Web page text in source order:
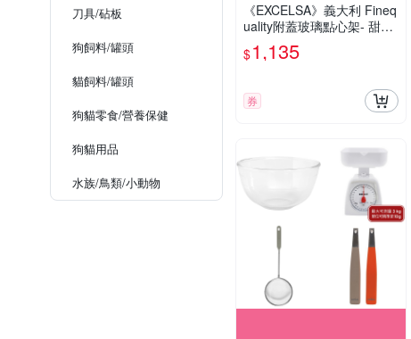
刀具/砧板
狗飼料/罐頭
貓飼料/罐頭
狗貓零食/營養保健
狗貓用品
水族/鳥類/小動物
《EXCELSA》義大利 Fineq
uality附蓋玻璃點心架- 甜點
架 點心架 玻璃蛋糕罩
$1,135
券